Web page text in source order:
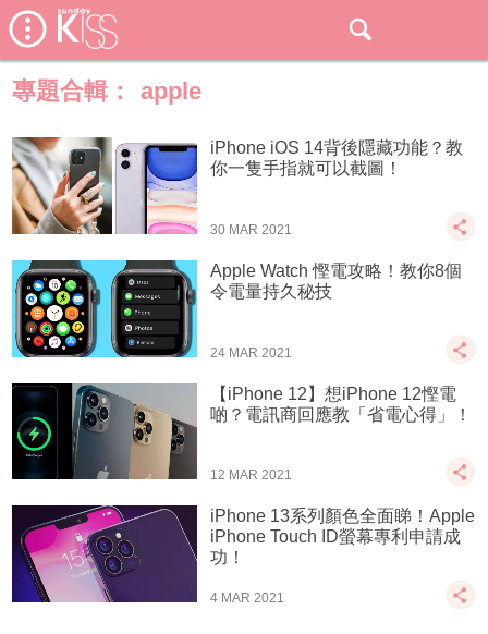
專題合輯： apple
iPhone iOS 14背後隱藏功能？教
你一隻手指就可以截圖！
30 MAR 2021
Apple Watch 慳電攻略！教你8個
令電量持久秘技
24 MAR 2021
【iPhone 12】想iPhone 12慳電
啲？電訊商回應教「省電心得」！
12 MAR 2021
iPhone 13系列顏色全面睇！Apple
iPhone Touch ID螢幕專利申請成
功！
4 MAR 2021